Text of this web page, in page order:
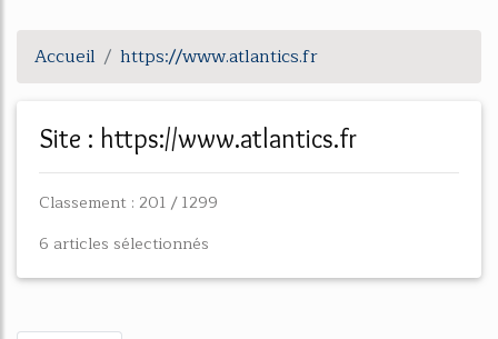
Accueil https://www.atlantics.fr
Site : https://www.atlantics.fr
Classement : 201 / 1299
6 articles sélectionnés